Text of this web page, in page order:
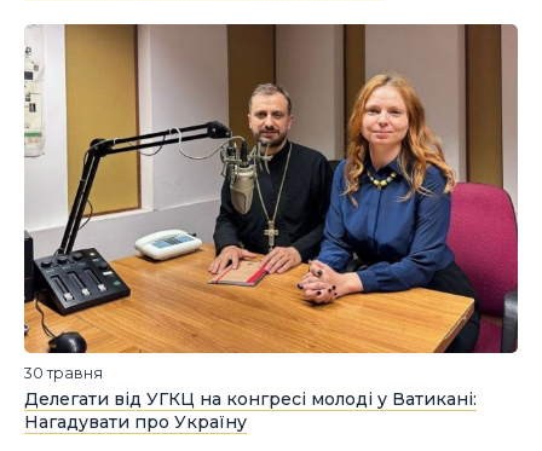
30 травня
Делегати від УГКЦ на конгресі молоді у Ватикані:
Нагадувати про Україну